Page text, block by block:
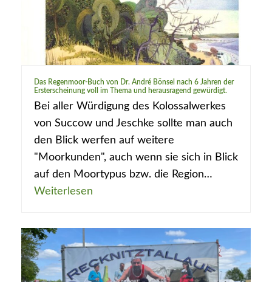
Das Regenmoor-Buch von Dr. André Bönsel nach 6 Jahren der
Ersterscheinung voll im Thema und herausragend gewürdigt.
Bei aller Würdigung des Kolossalwerkes
von Succow und Jeschke sollte man auch
den Blick werfen auf weitere
"Moorkunden", auch wenn sie sich in Blick
auf den Moortypus bzw. die Region…
Weiterlesen